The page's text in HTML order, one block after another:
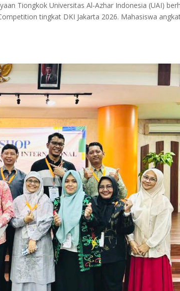
Tiongkok Universitas Al-Azhar Indonesia (UAI)
tingkat DKI Jakarta 2026. Mahasiswa